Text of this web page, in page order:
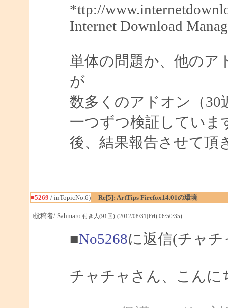
*ttp://
Internet Download
単体の問題か、他のア
が
数多くのアドオン（
一つずつ検証してい
後、結果報告させて頂
■5269 / inTopicNo.6) Re[5]: ArtTips Firefox14.01の環境
□投稿者/ Sahmaro 付き人(91回)-(2012/08/31(Fri) 06:50:35)
■No5268に返信(チャ
チャチャさん、こんに